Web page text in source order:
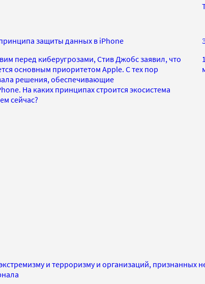
защиты данных в iPhone
перед киберугрозами, Стив Джобс заявил, что
основным приоритетом Apple. С тех пор
решения, обеспечивающие
На каких принципах строится экосистема
сейчас?
и терроризму и организаций, признанных